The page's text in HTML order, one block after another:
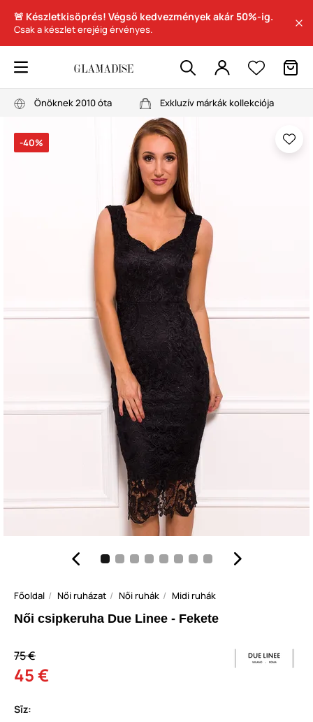
🚨 Készletkisöprés! Végső kedvezmények akár 50%-ig.
Csak a készlet erejéig érvényes.
Önöknek 2010 óta Exkluzív márkák kollekciója
-40%
Főoldal Női ruházat Női ruhák Midi ruhák
Női csipkeruha Due Linee - Fekete
75 €
45 €
Sīz: